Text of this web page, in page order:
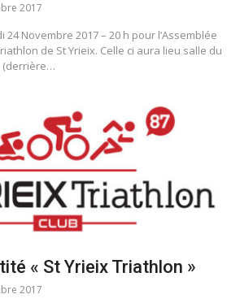
2017
Novembre 2017 – 20 h pour l’Assemblée
de St Yrieix. Celle ci aura lieu salle du
(derrière…
« St Yrieix Triathlon »
2017